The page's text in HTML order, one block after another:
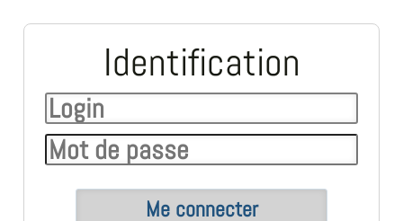
Identification